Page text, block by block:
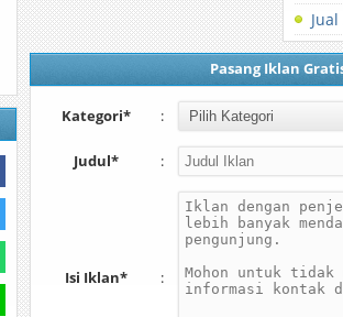
Pasang Iklan
Kategori* :
Judul* :
Isi Iklan* :